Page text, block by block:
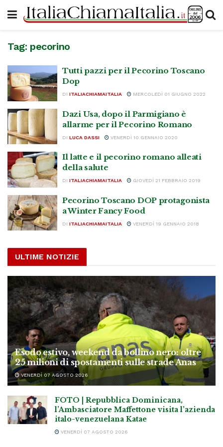
Tag: pecorino
Tutti pazzi per il Pecorino Toscano
Dop
DI ITALIACHIAMAITALIA MERCOLEDÌ 01 GIUGNO 2022
Dazi Usa, dopo il Parmigiano è
allarme per il Pecorino Romano
DI LUCA DASSI VENERDÌ 10 GENNAIO 2020
Il latte e il pecorino romano alleati
della salute
DI ITALIACHIAMAITALIA GIOVEDÌ 21 FEBBRAIO 2019
Pecorino Toscano DOP protagonista
a Winter Fancy Food
DI ITALIACHIAMAITALIA VENERDÌ 19 GENNAIO 2018
ULTIME NOTIZIE
Esodo estivo, weekend da bollino nero: oltre
25 milioni di spostamenti sulle strade Anas
VENERDÌ 07 AGOSTO 2026
FOTO | Repubblica Dominicana,
l’Ambasciatore Maffettone visita l’azienda
italo-venezuelana Katae
VENERDÌ 07 AGOSTO 2026